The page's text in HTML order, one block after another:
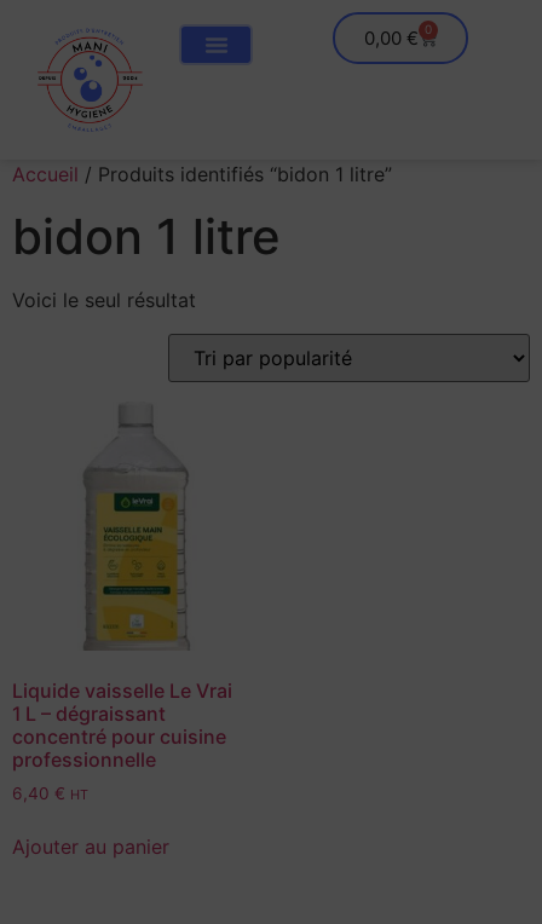
0,00 € 0
Accueil / Produits identifiés “bidon 1 litre”
bidon 1 litre
Voici le seul résultat
Liquide vaisselle Le Vrai
1 L – dégraissant
concentré pour cuisine
professionnelle
6,40 € HT
Ajouter au panier